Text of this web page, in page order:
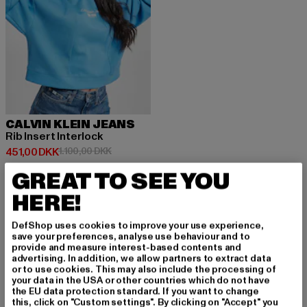
CALVIN KLEIN JEANS
Rib Insert Interlock
451,00 DKK
Nuværende pris: 451,00 DKK
1.100,00 DKKKampagnepris: 1.100,00 DKK
TILMELD DIG FOR A
T BLIVE INSPIRERE
GREAT TO SEE YOU
HERE!
DefShop uses cookies to improve your use experience,
save your preferences, analyse use behaviour and to
provide and measure interest-based contents and
advertising. In addition, we allow partners to extract data
or to use cookies. This may also include the processing of
your data in the USA or other countries which do not have
the EU data protection standard. If you want to change
this, click on "Custom settings". By clicking on "Accept" you